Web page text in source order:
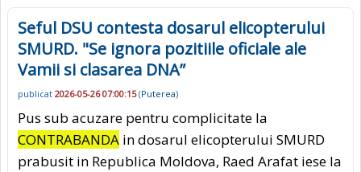
Seful DSU contesta dosarul elicopterului
SMURD. "Se ignora pozitiile oficiale ale
Vamii si clasarea DNA”
publicat 2026-05-26 07:00:15(Puterea)
Pus sub acuzare pentru complicitate la
CONTRABANDA in dosarul elicopterului SMURD
prabusit in Republica Moldova, Raed Arafat iese la